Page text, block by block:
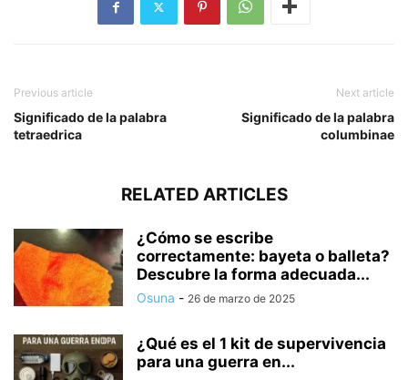
Previous article
Significado de la palabra
tetraedrica
Next article
Significado de la palabra
columbinae
RELATED ARTICLES
¿Cómo se escribe
correctamente: bayeta o balleta?
Descubre la forma adecuada...
Osuna - 26 de marzo de 2025
¿Qué es el 1 kit de supervivencia
para una guerra en...